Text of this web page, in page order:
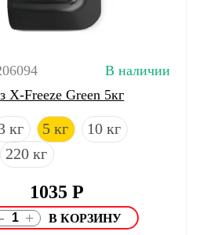
В наличии
X-Freeze Green 5кг
кг 5 кг
10 кг
220 кг
1035Р
- +